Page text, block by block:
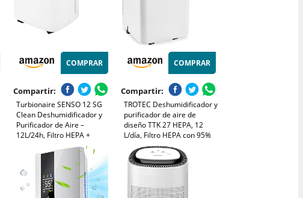
COMPRAR
Compartir:
Turbionaire SENSO 12 SG
Clean Deshumidificador y
Purificador de Aire –
12L/24h, Filtro HEPA +
Carbón Activo, 120 m³/h,
Depósito 2L, Pantalla LED,
Temporizador, Silencioso
36dB, Eficiente
COMPRAR
Compartir:
TROTEC Deshumidificador y
purificador de aire de
diseño TTK 27 HEPA, 12
L/día, Filtro HEPA con 95%
de Efectividad, Pantalla LED,
2 en 1, Reinicio Automático,
Función Secado de Ropa